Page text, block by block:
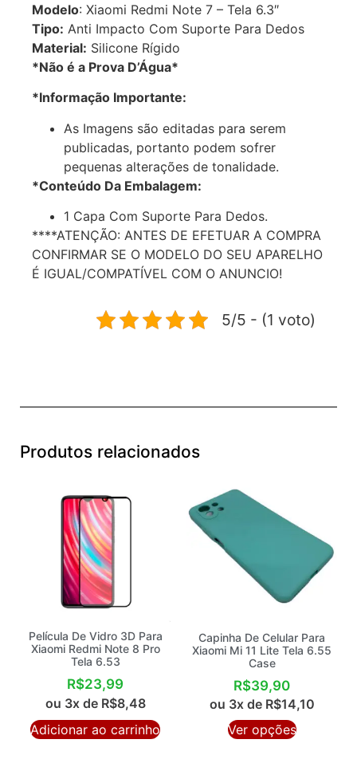
Modelo: Xiaomi Redmi Note 7 – Tela 6.3″
Tipo: Anti Impacto Com Suporte Para Dedos
Material: Silicone Rígido
*Não é a Prova D’Água*
*Informação Importante:
As Imagens são editadas para serem
publicadas, portanto podem sofrer
pequenas alterações de tonalidade.
*Conteúdo Da Embalagem:
1 Capa Com Suporte Para Dedos.
****ATENÇÃO: ANTES DE EFETUAR A COMPRA
CONFIRMAR SE O MODELO DO SEU APARELHO
É IGUAL/COMPATÍVEL COM O ANUNCIO!
5/5 - (1 voto)
Produtos relacionados
Película De Vidro 3D Para
Xiaomi Redmi Note 8 Pro
Tela 6.53
R$23,99
ou 3x de R$8,48
Adicionar ao carrinho
Capinha De Celular Para
Xiaomi Mi 11 Lite Tela 6.55
Case
R$39,90
ou 3x de R$14,10
Ver opções